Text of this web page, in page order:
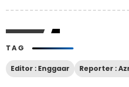
TAG
Editor : Enggaar